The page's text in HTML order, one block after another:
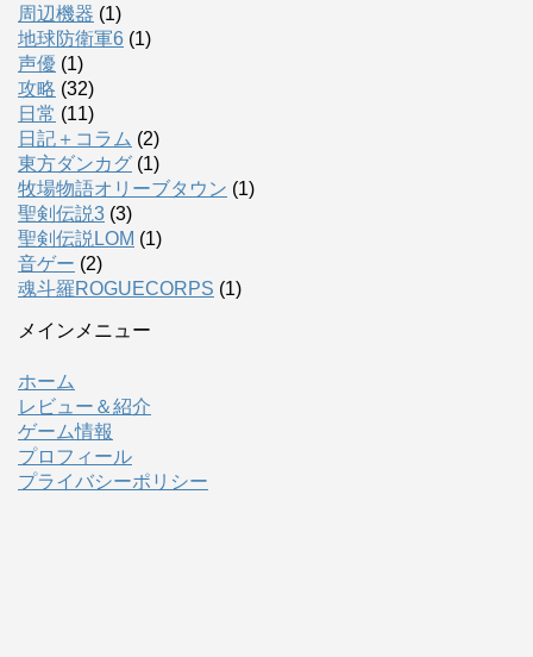
周辺機器 (1)
地球防衛軍6 (1)
声優 (1)
攻略 (32)
日常 (11)
日記＋コラム (2)
東方ダンカグ (1)
牧場物語オリーブタウン (1)
聖剣伝説3 (3)
聖剣伝説LOM (1)
音ゲー (2)
魂斗羅ROGUECORPS (1)
メインメニュー
ホーム
レビュー＆紹介
ゲーム情報
プロフィール
プライバシーポリシー